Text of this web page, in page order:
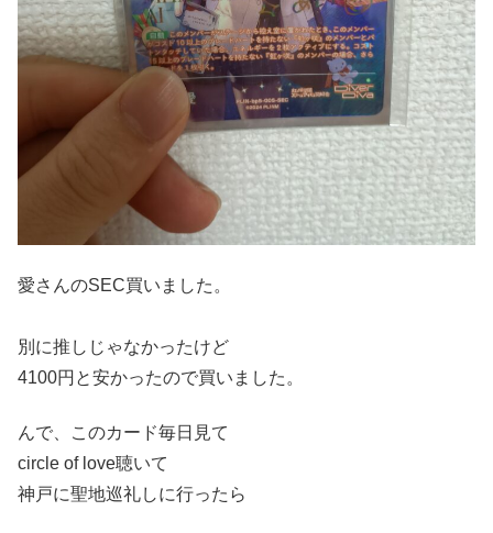
愛さんのSEC買いました。
別に推しじゃなかったけど
4100円と安かったので買いました。
んで、このカード毎日見て
circle of love聴いて
神戸に聖地巡礼しに行ったら